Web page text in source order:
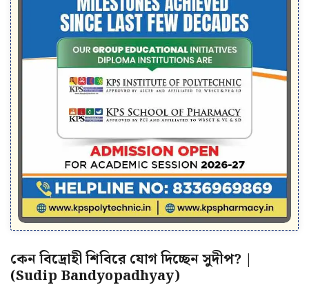
কেন বিদ্রোহী শিবিরে যোগ দিচ্ছেন সুদীপ? |
(Sudip Bandyopadhyay)